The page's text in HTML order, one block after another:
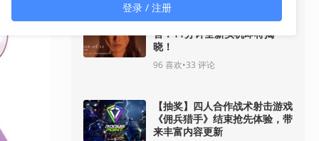
登录 / 注册
《影之刃零》8月12日开启预
售！11分钟全新实机即将揭
晓！
96喜欢•33 评论
【抽奖】四人合作战术射击游戏
《佣兵猎手》结束抢先体验，带
来丰富内容更新